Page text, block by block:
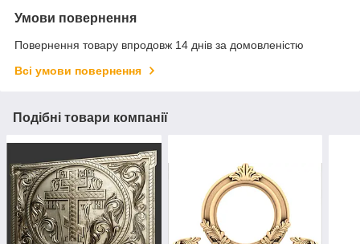
Умови повернення
Повернення товару впродовж 14 днів за домовленістю
Всі умови повернення
Подібні товари компанії